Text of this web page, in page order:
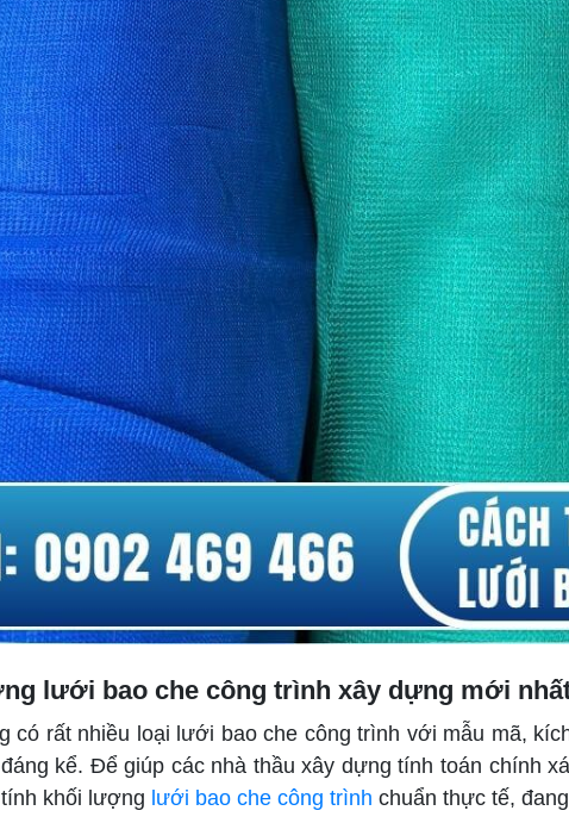
lưới bao che công trình xây dựng mới
có rất nhiều loại lưới bao che công trình với mẫu mã,
kể. Để giúp các nhà thầu xây dựng tính toán chính
khối lượng lưới bao che công trình chuẩn thực tế,